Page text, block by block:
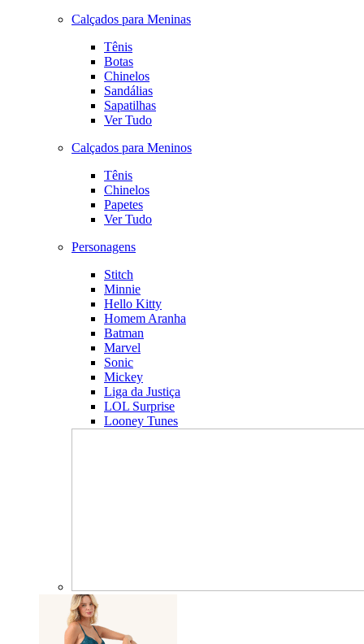
Calçados para Meninas
Tênis
Botas
Chinelos
Sandálias
Sapatilhas
Ver Tudo
Calçados para Meninos
Tênis
Chinelos
Papetes
Ver Tudo
Personagens
Stitch
Minnie
Hello Kitty
Homem Aranha
Batman
Marvel
Sonic
Mickey
Liga da Justiça
LOL Surprise
Looney Tunes